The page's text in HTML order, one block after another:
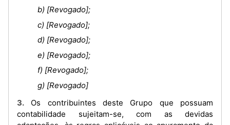
b) [Revogado];
c) [Revogado];
d) [Revogado];
e) [Revogado];
f) [Revogado];
g) [Revogado]
3. Os contribuintes deste Grupo que possuam
contabilidade sujeitam-se, com as devidas